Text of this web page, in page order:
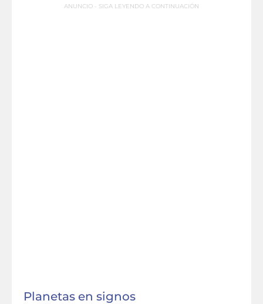
ANUNCIO - SIGA LEYENDO A CONTINUACIÓN
Planetas en signos